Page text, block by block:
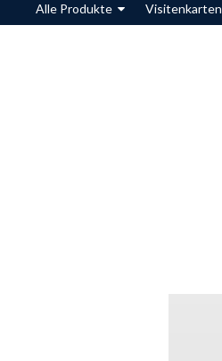
Alle Produkte Visitenkarten